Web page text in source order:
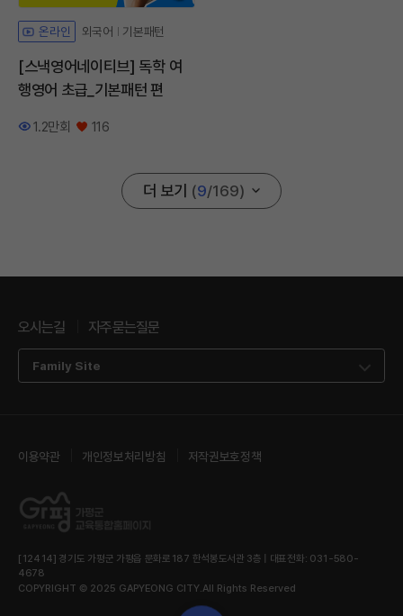
온라인 외국어 기본패턴
[스낵영어네이티브] 독학 여
행영어 초급_기본패턴 편
조회수
1.2만회
좋아요
116
더 보기 (9/169)
오시는길 자주묻는질문
Family Site
이용약관 개인정보처리방침 저작권보호정책
[12414] 경기도 가평군 가평읍 문화로187 한석봉도서관 3층 | 대표전화: 031-580-
4678
COPYRIGHT © 2025 GAPYEONG CITY.All Rights Reserved